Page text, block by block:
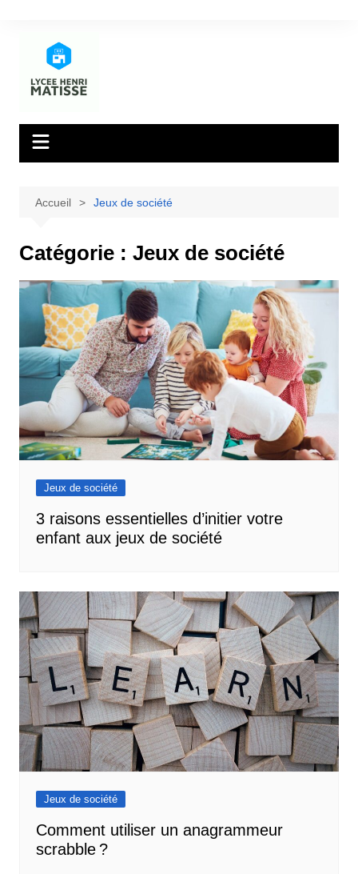
Accueil Jeux de société
Catégorie : Jeux de société
Jeux de société
3 raisons essentielles d’initier votre
enfant aux jeux de société
Jeux de société
Comment utiliser un anagrammeur
scrabble ?